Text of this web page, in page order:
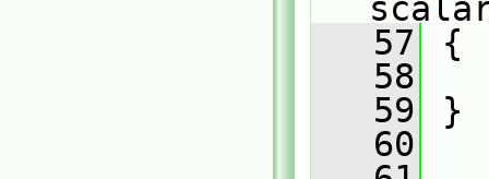
   57
{
   58
   59
}
   60